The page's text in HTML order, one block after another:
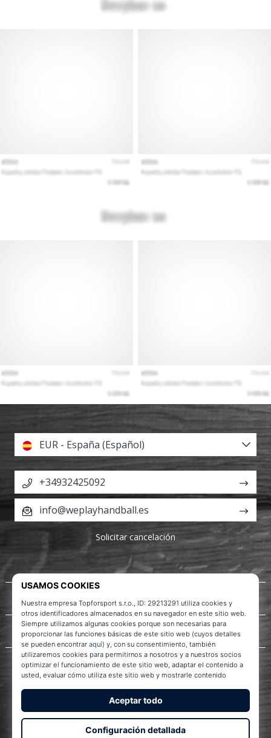
WePlayHandball.es
Acerca de nosotros
Servicio al cliente
EUR - España (Español)
+34932425092
info@weplayhandball.es
Solicitar cancelación